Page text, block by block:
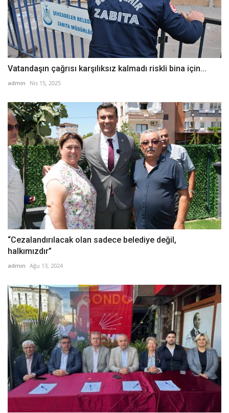
Vatandaşın çağrısı karşılıksız kalmadı riskli bina için...
admin Nis 15, 2025
“Cezalandırılacak olan sadece belediye değil,
halkımızdır”
admin Ağu 13, 2024